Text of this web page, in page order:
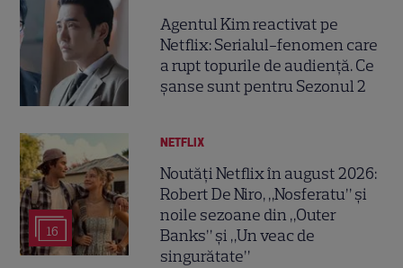
Agentul Kim reactivat pe
Netflix: Serialul-fenomen care
a rupt topurile de audiență. Ce
șanse sunt pentru Sezonul 2
16
NETFLIX
Noutăți Netflix în august 2026:
Robert De Niro, „Nosferatu” și
noile sezoane din „Outer
Banks” și „Un veac de
singurătate”